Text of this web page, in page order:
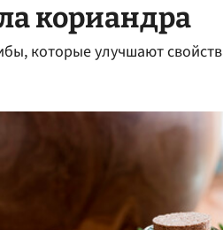
кориандра
которые улучшают